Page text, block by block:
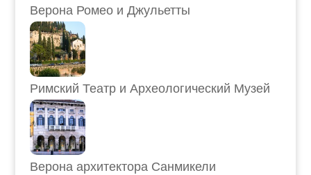
Верона Ромео и Джульетты
Римский Театр и Археологический Музей
Верона архитектора Санмикели